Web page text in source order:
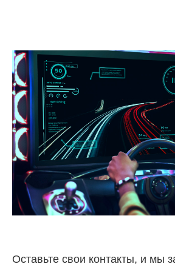
Оставьте свои контакты, и мы